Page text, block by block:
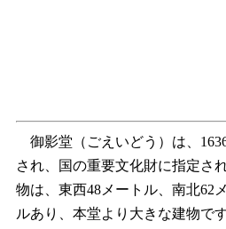
御影堂（ごえいどう）は、
され、国の重要文化財に指定さ
物は、東西48メートル、南北62
ルあり、本堂より大きな建物で